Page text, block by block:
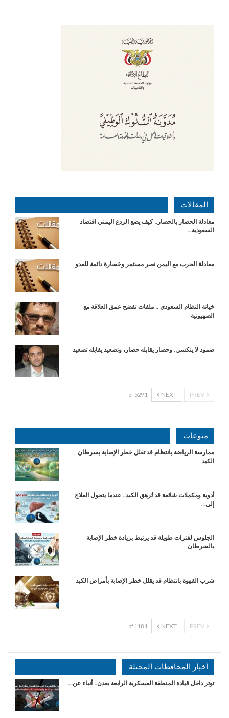
المقالات
معادلة الحصار بالحصار.. كيف يضع الردع اليمني اقتصاد
السعودية…
​معادلة الحرب مع اليمن نصر مستمر وخسارة دائمة للعدو
خيانة النظام السعودي .. ملفات تفضح عمق العلاقة مع
الصهيونية
صمود لا ينكسر.. وحصار يقابله حصار، وتصعيد يقابله تصعيد
NEXT
1 of 529
منوعات
ممارسة الرياضة بانتظام قد تقلل خطر الإصابة بسرطان
الكبد
أدوية ومكملات شائعة قد تُرهق الكبد.. عندما يتحول العلاج
إلى…
الجلوس لفترات طويلة قد يرتبط بزيادة خطر الإصابة
بالسرطان
شرب القهوة بانتظام قد يقلل خطر الإصابة بأمراض الكبد
NEXT
1 of 118
أخبار المحافظات المحتلة
توتر داخل قيادة المنطقة العسكرية الرابعة بعدن.. أنباء عن…